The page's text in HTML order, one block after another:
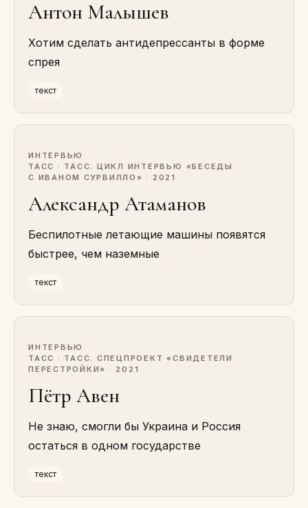
Антон Малышев
Хотим сделать антидепрессанты в форме
спрея
текст
ИНТЕРВЬЮ ·
ТАСС · ТАСС. ЦИКЛ ИНТЕРВЬЮ «БЕСЕДЫ
С ИВАНОМ СУРВИЛЛО» · 2021
Александр Атаманов
Беспилотные летающие машины появятся
быстрее, чем наземные
текст
ИНТЕРВЬЮ ·
ТАСС · ТАСС. СПЕЦПРОЕКТ «СВИДЕТЕЛИ
ПЕРЕСТРОЙКИ» · 2021
Пётр Авен
Не знаю, смогли бы Украина и Россия
остаться в одном государстве
текст